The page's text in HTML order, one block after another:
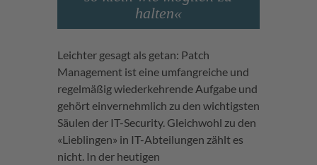
halten«
Leichter gesagt als getan: Patch
Management ist eine umfangreiche und
regelmäßig wiederkehrende Aufgabe und
gehört einvernehmlich zu den wichtigsten
Säulen der IT-Security. Gleichwohl zu den
«Lieblingen» in IT-Abteilungen zählt es
nicht. In der heutigen